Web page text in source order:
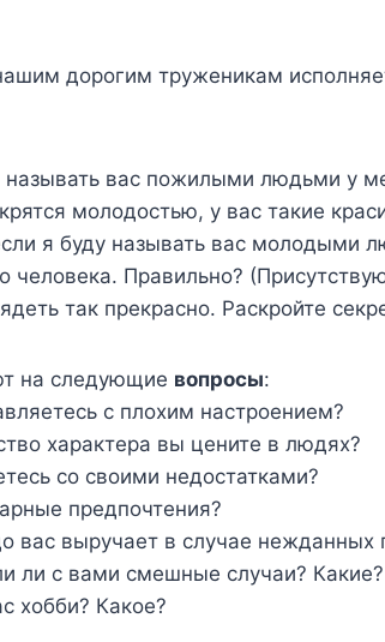
дорогим труженикам
вас пожилыми людьми у
молодостью, у вас такие
я буду называть вас молодыми
человека. Правильно?
так прекрасно. Раскройте
на следующие вопросы:
с плохим настроением?
характера вы цените в людях?
со своими недостатками?
предпочтения?
вас выручает в случае нежданных
ли с вами смешные случаи? Какие?
хобби? Какое?